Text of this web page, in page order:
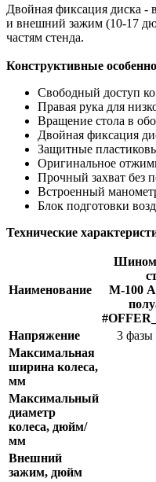
Двойная фиксация диска
и внешний зажим (10-17
частям стенда.
Конструктивные
Свободный доступ ко
Правая рука для
Вращение стола в
Двойная фиксация
Защитные
Оригинальное
Прочный захват без
Встроенный
Блок подготовки
Технические
Наименование
М-100
Напряжение
3 фазы
Максимальная
ширина колеса,
мм
Максимальный
диаметр
колеса, дюйм/
мм
Внешний
зажим, дюйм